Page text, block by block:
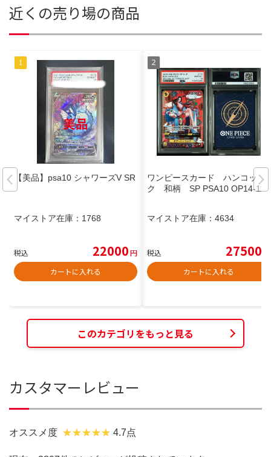
近くの売り場の商品
【美品】psa10 シャワーズV SR
マイストア在庫： 1768
税込 22000円
カートに入れる
ワンピースカード ハンコッ
ク 和柄 SP PSA10 OP14-112
マイストア在庫： 4634
税込 27500
カートに入れる
このカテゴリをもっと見る
カスタマーレビュー
オススメ度 4.7点